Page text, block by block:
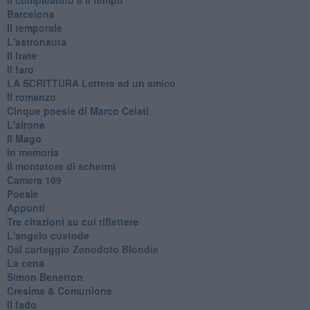
Barcelona
Il temporale
L'astronauta
Il frate
Il faro
​LA SCRITTURA Lettera ad un amico
Il romanzo
Cinque poesie di Marco Celati
L'airone
Il Mago
In memoria
Il montatore di schermi
Camera 109
Poesie
Appunti
Tre citazioni su cui riflettere
L'angelo custode
Dal carteggio Zenodoto Blondie
La cena
Simon Benetton
Cresima & Comunione
Il fado